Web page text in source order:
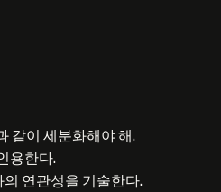
같이 세분화해야 해.
용한다.
연관성을 기술한다.